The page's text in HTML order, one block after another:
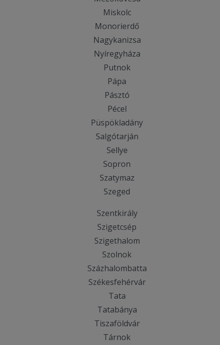
Miskolc
Monorierdő
Nagykanizsa
Nyíregyháza
Putnok
Pápa
Pásztó
Pécel
Püspökladány
Salgótarján
Sellye
Sopron
Szatymaz
Szeged
Szentkirály
Szigetcsép
Szigethalom
Szolnok
Százhalombatta
Székesfehérvár
Tata
Tatabánya
Tiszaföldvár
Tárnok